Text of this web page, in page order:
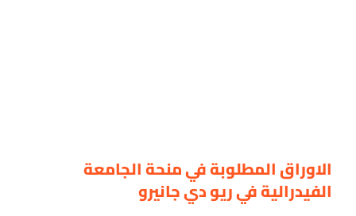
الاوراق المطلوبة في منحة الجامعة
الفيدرالية في ريو دي جانيرو